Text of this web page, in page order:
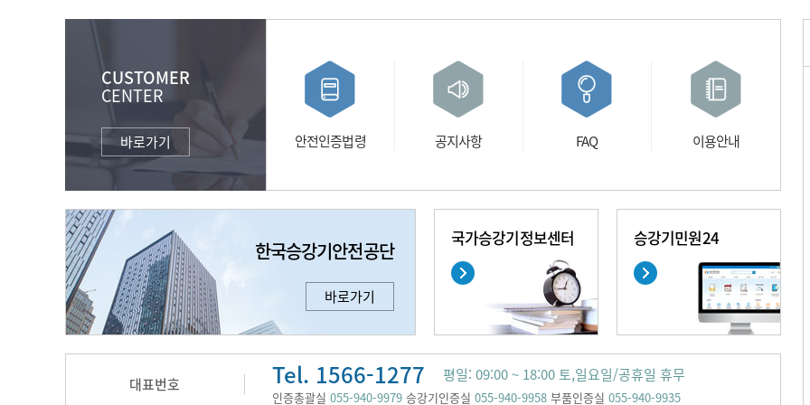
CUSTOMER
CENTER
바로가기 안전인증법령 공지사항 FAQ 이용안내
한국승강기안전공단
바로가기
국가승강기정보센터 승강기민원24
대표번호 Tel. 1566-1277 평일: 09:00 ~ 18:00 토,일요일/공휴일 휴무
인증총괄실 055-940-9979 승강기인증실 055-940-9958 부품인증실 055-940-9935